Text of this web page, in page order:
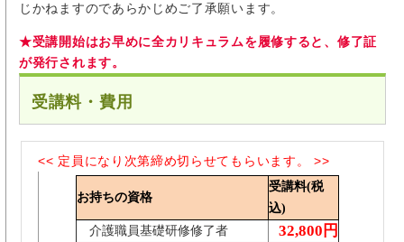
じかねますのであらかじめご了承願います。
★受講開始はお早めに全カリキュラムを履修すると、修了証
が発行されます。
受講料・費用
<< 定員になり次第締め切らせてもらいます。 >>
お持ちの資格
受講料(税
込)
介護職員基礎研修修了者
32,800円